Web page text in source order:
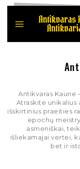
Antikvaras Kaune
Atraskite unikalius
išskirtinius praeities
epochų
asmeniškai,
išliekamajai vertei,
bet ir